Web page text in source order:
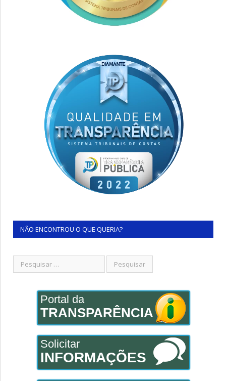
NÃO ENCONTROU O QUE QUERIA?
Portal da
TRANSPARÊNCIA
Solicitar
INFORMAÇÕES